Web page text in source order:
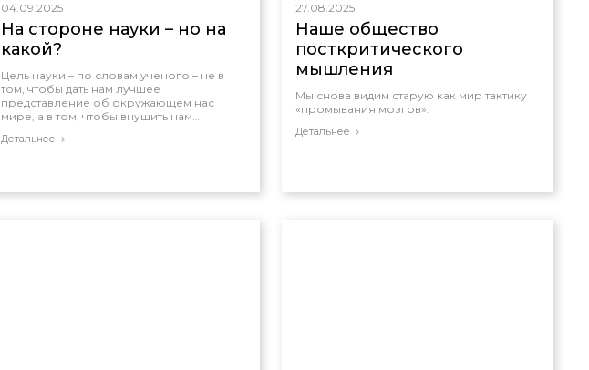
04.09.2025
На стороне науки – но на
какой?
Цель науки – по словам ученого – не в
том, чтобы дать нам лучшее
представление об окружающем нас
мире, а в том, чтобы внушить нам
Детальнее
27.08.2025
Наше общество
посткритического
мышления
Мы снова видим старую как мир тактику
«промывания мозгов».
Детальнее